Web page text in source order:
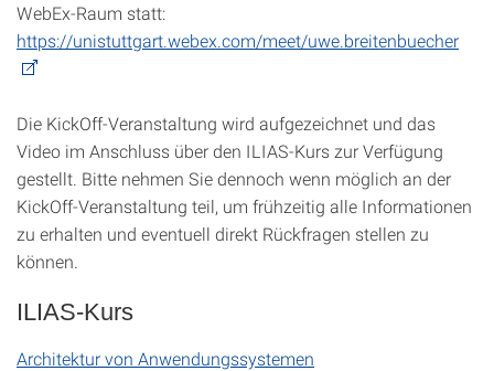
WebEx-Raum statt:
https://unistuttgart.webex.com/meet/uwe.breitenbuecher
Die KickOff-Veranstaltung wird aufgezeichnet und das
Video im Anschluss über den ILIAS-Kurs zur Verfügung
gestellt. Bitte nehmen Sie dennoch wenn möglich an der
KickOff-Veranstaltung teil, um frühzeitig alle Informationen
zu erhalten und eventuell direkt Rückfragen stellen zu
können.
ILIAS-Kurs
Architektur von Anwendungssystemen